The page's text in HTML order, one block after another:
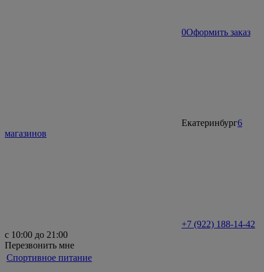
0Оформить заказ
Екатеринбург6
магазинов
+7 (922) 188-14-42
с 10:00 до 21:00
Перезвонить мне
Спортивное питание